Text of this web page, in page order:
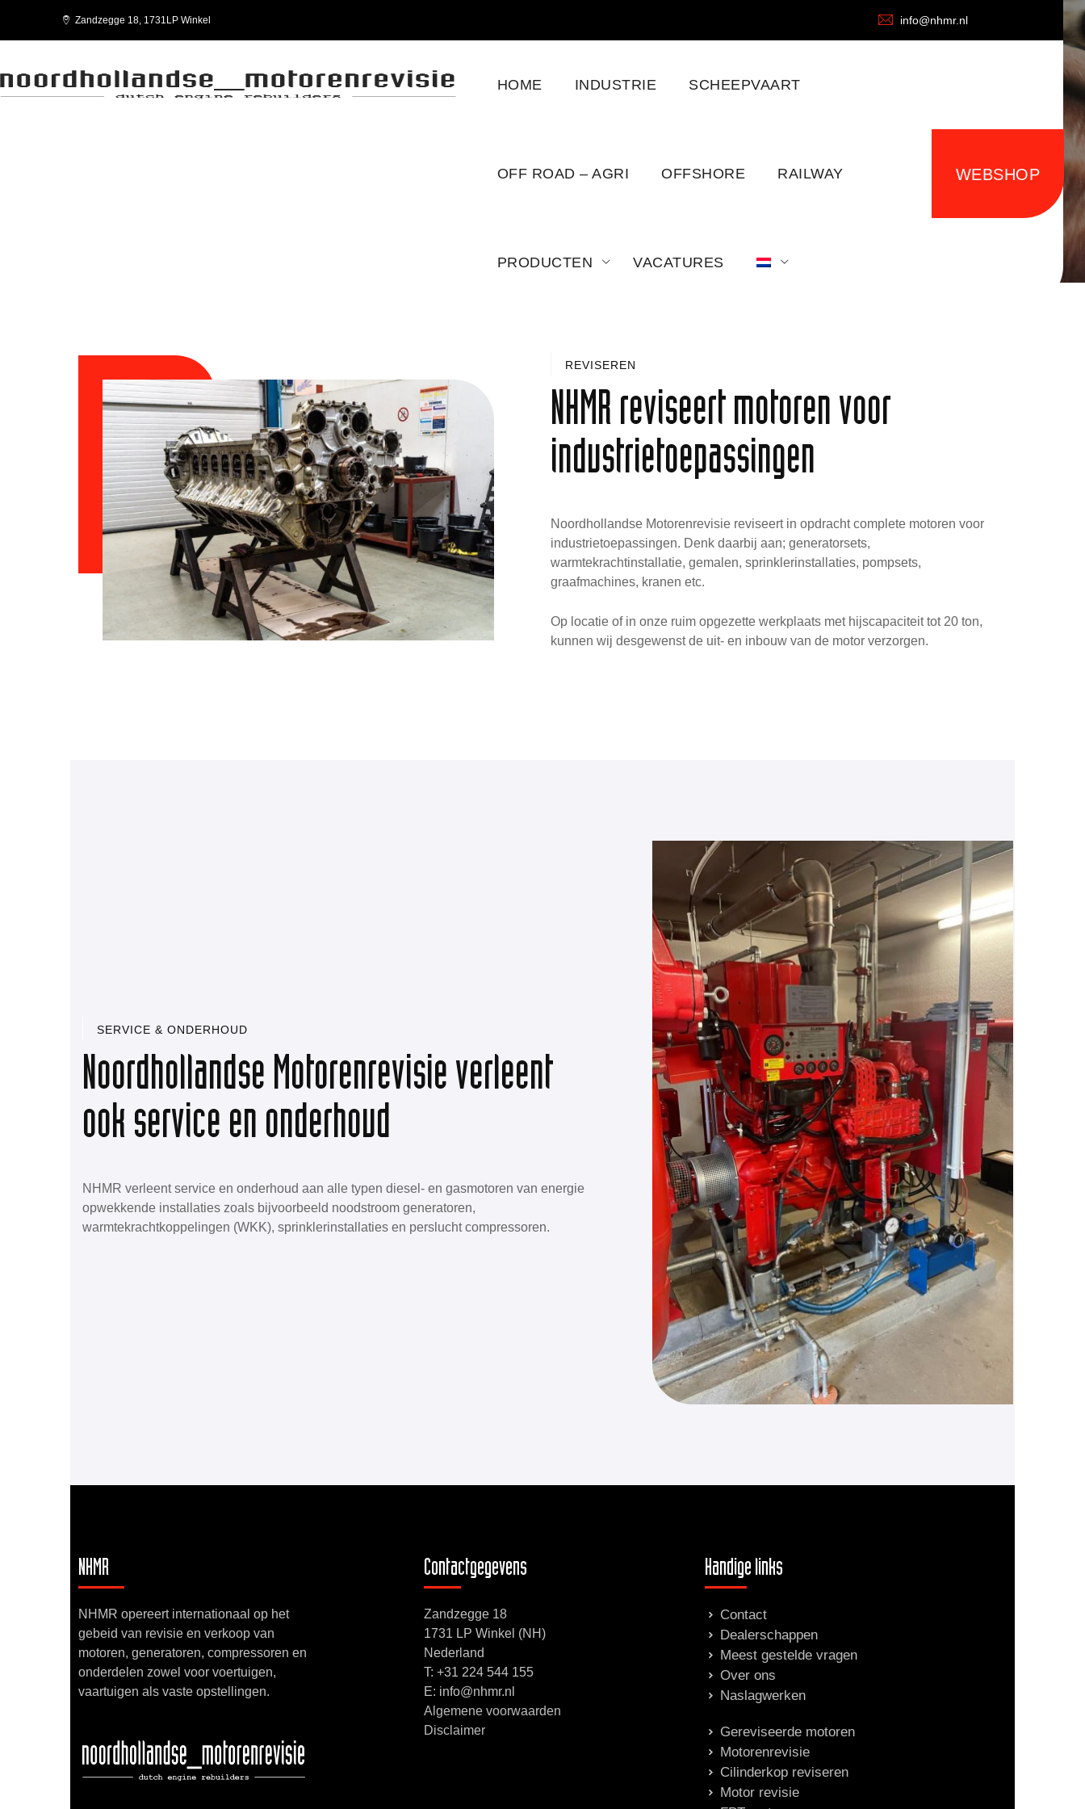
Zandzegge 18, 1731LP Winkel info@nhmr.nl
HOME INDUSTRIE SCHEEPVAART
OFF ROAD – AGRI OFFSHORE RAILWAY
PRODUCTEN VACATURES
WEBSHOP
REVISEREN
NHMR reviseert motoren voor
industrietoepassingen
Noordhollandse Motorenrevisie reviseert in opdracht complete motoren voor
industrietoepassingen. Denk daarbij aan; generatorsets,
warmtekrachtinstallatie, gemalen, sprinklerinstallaties, pompsets,
graafmachines, kranen etc.
Op locatie of in onze ruim opgezette werkplaats met hijscapaciteit tot 20 ton,
kunnen wij desgewenst de uit- en inbouw van de motor verzorgen.
SERVICE & ONDERHOUD
Noordhollandse Motorenrevisie verleent
ook service en onderhoud
NHMR verleent service en onderhoud aan alle typen diesel- en gasmotoren van energie
opwekkende installaties zoals bijvoorbeeld noodstroom generatoren,
warmtekrachtkoppelingen (WKK), sprinklerinstallaties en perslucht compressoren.
NHMR
NHMR opereert internationaal op het
gebeid van revisie en verkoop van
motoren, generatoren, compressoren en
onderdelen zowel voor voertuigen,
vaartuigen als vaste opstellingen.
Contactgegevens
Zandzegge 18
1731 LP Winkel (NH)
Nederland
T: +31 224 544 155
E: info@nhmr.nl
Algemene voorwaarden
Disclaimer
Handige links
Contact
Dealerschappen
Meest gestelde vragen
Over ons
Naslagwerken
Gereviseerde motoren
Motorenrevisie
Cilinderkop reviseren
Motor revisie